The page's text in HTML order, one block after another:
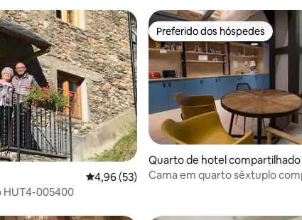
de 5, 13 avaliações
4,96 de uma avaliação média de 5, 53
4,96 (53)
Casa Poblado HUT4-005400
Preferido dos hóspedes
Preferido dos hóspedes
Quarto de hotel compartilhado
a Massana
Cama em quarto sêxtuplo